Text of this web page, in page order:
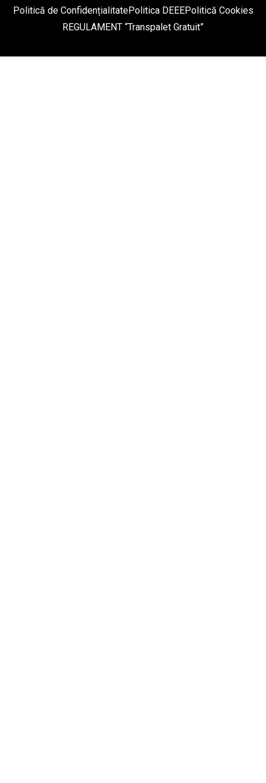
Politică de ConfidențialitatePolitica DEEEPolitică Cookies
REGULAMENT “Transpalet Gratuit”